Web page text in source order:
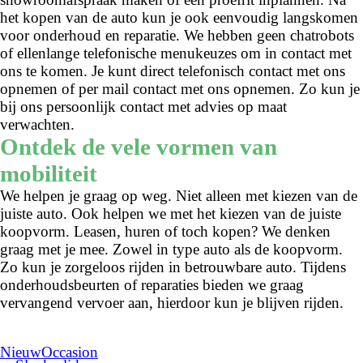
het kopen van de auto kun je ook eenvoudig langskomen
voor onderhoud en reparatie. We hebben geen chatrobots
of ellenlange telefonische menukeuzes om in contact met
ons te komen. Je kunt direct telefonisch contact met ons
opnemen of per mail contact met ons opnemen. Zo kun je
bij ons persoonlijk contact met advies op maat
verwachten.
Ontdek de vele vormen van
mobiliteit
We helpen je graag op weg. Niet alleen met kiezen van de
juiste auto. Ook helpen we met het kiezen van de juiste
koopvorm. Leasen, huren of toch kopen? We denken
graag met je mee. Zowel in type auto als de koopvorm.
Zo kun je zorgeloos rijden in betrouwbare auto. Tijdens
onderhoudsbeurten of reparaties bieden we graag
vervangend vervoer aan, hierdoor kun je blijven rijden.
NieuwOccasion